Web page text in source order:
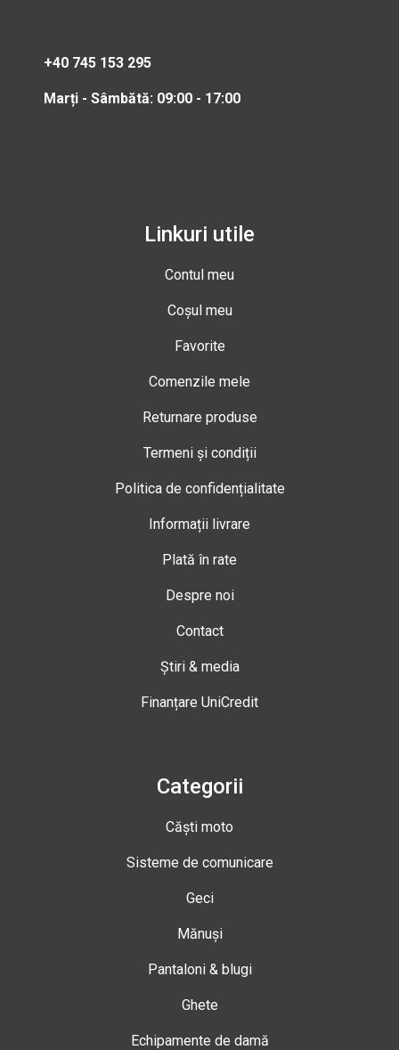
+40 745 153 295
Marți - Sâmbătă: 09:00 - 17:00
Linkuri utile
Contul meu
Coșul meu
Favorite
Comenzile mele
Returnare produse
Termeni și condiții
Politica de confidențialitate
Informații livrare
Plată în rate
Despre noi
Contact
Știri & media
Finanțare UniCredit
Categorii
Căști moto
Sisteme de comunicare
Geci
Mănuși
Pantaloni & blugi
Ghete
Echipamente de damă